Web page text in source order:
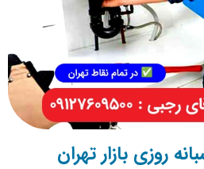
روزی بازار تهران